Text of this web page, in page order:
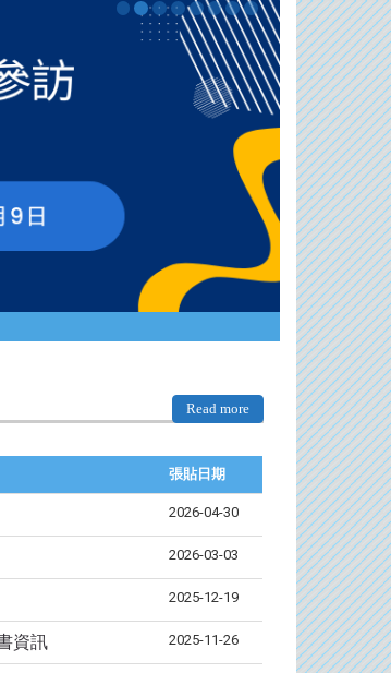
Read more
張貼日期
2026-04-30
2026-03-03
2025-12-19
資訊 2025-11-26
類別 標
活動訊息
活動訊息
活動訊息
活動訊息 系